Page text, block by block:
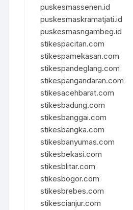
puskesmassenen.id
puskesmaskramatjati.id
puskesmasngambeg.id
stikespacitan.com
stikespamekasan.com
stikespandeglang.com
stikespangandaran.com
stikesacehbarat.com
stikesbadung.com
stikesbanggai.com
stikesbangka.com
stikesbanyumas.com
stikesbekasi.com
stikesblitar.com
stikesbogor.com
stikesbrebes.com
stikescianjur.com